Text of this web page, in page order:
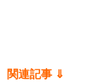
関連記事 ⇓